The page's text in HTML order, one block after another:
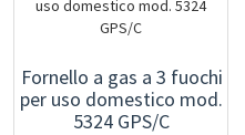
Fornello a gas a 3 fuochi
per uso domestico mod.
5324 GPS/C